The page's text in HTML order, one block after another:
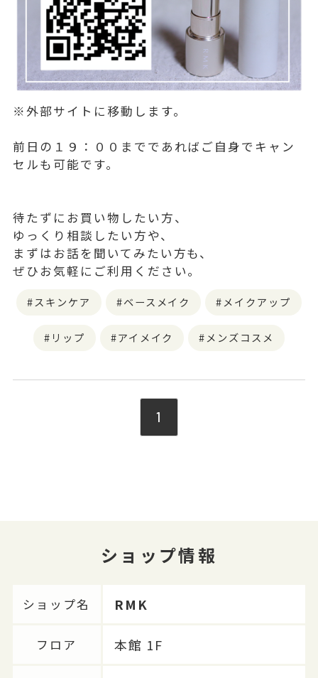
※外部サイトに移動します。
前日の１９：００までであればご自身でキャン
セルも可能です。
待たずにお買い物したい方、
ゆっくり相談したい方や、
まずはお話を聞いてみたい方も、
ぜひお気軽にご利用ください。
スキンケア ベースメイク メイクアップ
リップ アイメイク メンズコスメ
1
ショップ情報
ショップ名 RMK
フロア 本館 1F